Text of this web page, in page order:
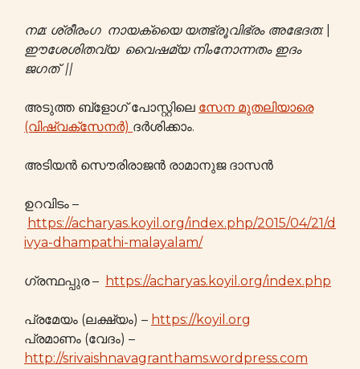
നമ: ശ്രീരംഗ നായക്യൈ യത്ഭ്രൂവിഭ്രം അഭേദത:
ഈശേശിതവ്യ വൈഷമ്യ നിംനോന്നതം ഇദം
ജഗത് ||
അടുത്ത ബ്ളോഗ് പോസ്റ്റിലെ സേന മുതലിയാരെ
(വിഷ്വക്സേനർ) ദർശിക്കാം.
അടിയൻ സൌരിരാജൻ രാമാനുജ ദാസൻ
ഉറവിടം –
https://acharyas.koyil.org/index.php/2015/04/21/d
ivya-dhampathi-malayalam/
ഗ്രന്ഥപ്പുര – https://acharyas.koyil.org/index.php
പ്രമേയം (ലക്ഷ്യം) – https://koyil.org
പ്രമാണം (വേദം) –
http://srivaishnavagranthams.wordpress.com